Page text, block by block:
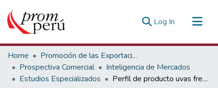
Log In (current)
Communities & Collections
All of DSpace
Statistics
Home
Promoción de las Exportaciones
Prospectiva Comercial
Inteligencia de Mercados
Estudios Especializados
Perfil de producto uvas frescas México